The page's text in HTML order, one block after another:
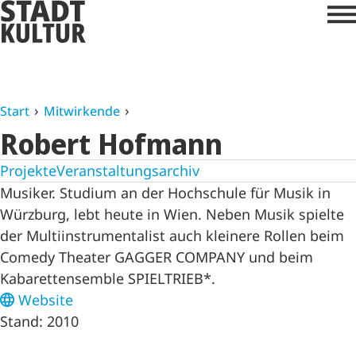
Start Mitwirkende
Robert Hofmann
ProjekteVeranstaltungsarchiv
Musiker. Studium an der Hochschule für Musik in
Würzburg, lebt heute in Wien. Neben Musik spielte
der Multiinstrumentalist auch kleinere Rollen beim
Comedy Theater GAGGER COMPANY und beim
Kabarettensemble SPIELTRIEB*.
Website
Stand: 2010